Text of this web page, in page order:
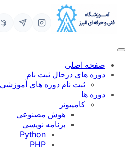
محتوا
صفحه اصلی
دوره های درحال ثبت نام
ثبت نام دوره های آموزشی
دوره ها
کامپیوتر
هوش مصنوعی
برنامه نویسی
Python
PHP